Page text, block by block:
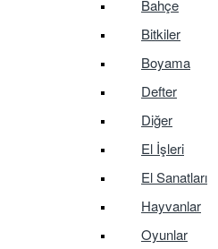
Bahçe
Bitkiler
Boyama
Defter
Diğer
El İşleri
El Sanatları
Hayvanlar
Oyunlar